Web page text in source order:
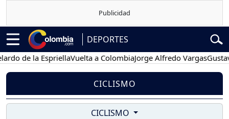
DEPORTES
la EspriellaVuelta a ColombiaJorge Alfredo VargasGustavo
CICLISMO
CICLISMO